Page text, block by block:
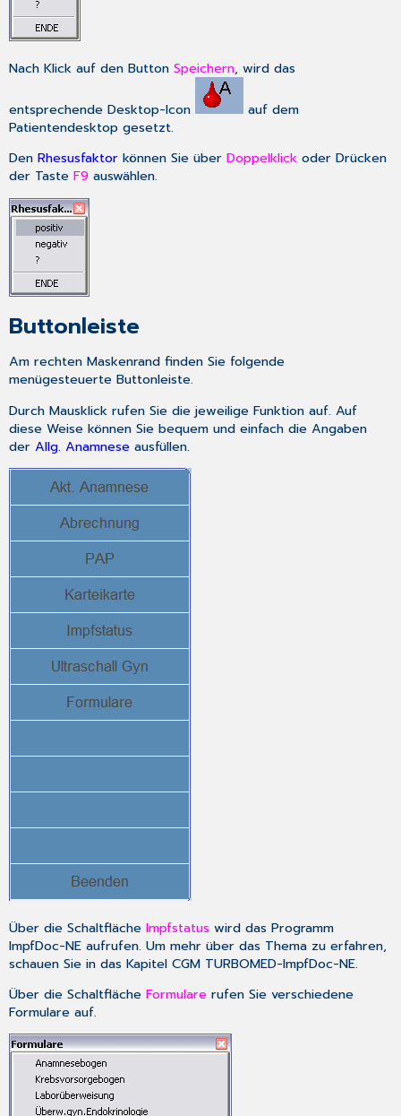
Nach Klick auf den ButtonSpeichern, wird das
entsprechende Desktop-Icon
auf dem
Patientendesktop gesetzt.
DenRhesusfaktor können Sie überDoppelklick oder Drücken
der TasteF9 auswählen.
Buttonleiste
Am rechten Maskenrand finden Sie folgende
menügesteuerte Buttonleiste.
Durch Mausklick rufen Sie die jeweilige Funktion auf. Auf
diese Weise können Sie bequem und einfach die Angaben
derAllg. Anamnese ausfüllen.
Über die SchaltflächeImpfstatus wird das Programm
ImpfDoc-NE aufrufen. Um mehr über das Thema zu erfahren,
schauen Sie in das KapitelCGM TURBOMED-ImpfDoc-NE.
Über die SchaltflächeFormulare rufen Sie verschiedene
Formulare auf.